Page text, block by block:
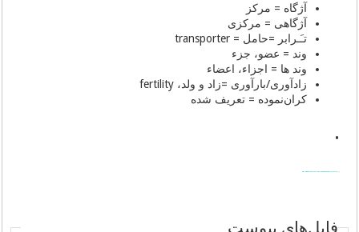
آژگاه = مرکز
آژگاهی = مرکزی
تـَـرابر =حامل = transporter
وند = عضو، جزء
وند ها = اجزاء، اعضاء
زادآوری/بارآوری =زاد و ولد، fertility
کران‌نموده = تعریف شده
•
فایل‌های پیوست